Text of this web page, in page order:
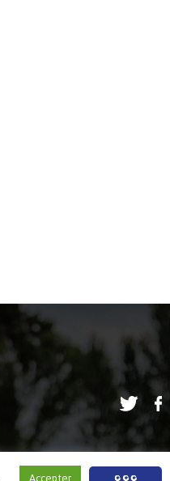
Accepter